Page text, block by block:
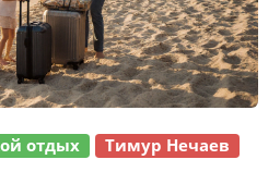
отдых Тимур Нечаев